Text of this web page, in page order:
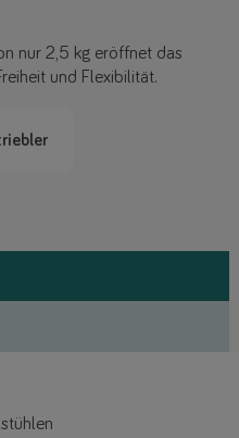
nur 2,5 kg eröffnet das
und Flexibilität.